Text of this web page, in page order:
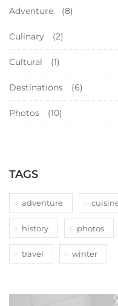
Adventure (8)
Culinary (2)
Cultural (1)
Destinations (6)
Photos (10)
TAGS
adventure
history photos
travel winter